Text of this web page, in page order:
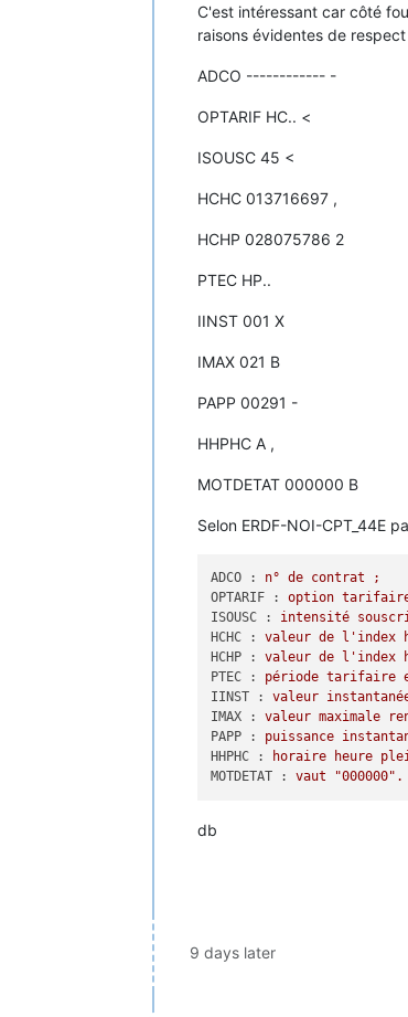
C'est intéressant car côté
raisons évidentes de
ADCO ------------ -
OPTARIF HC.. <
ISOUSC 45 <
HCHC 013716697 ,
HCHP 028075786 2
PTEC HP..
IINST 001 X
IMAX 021 B
PAPP 00291 -
HHPHC A ,
MOTDETAT 000000 B
Selon ERDF-NOI-CPT_44E
ADCO : n° de contrat
;
OPTARIF :
option
ISOUSC :
intensité
HCHC :
valeur de l'index
HCHP :
valeur de l'index
PTEC :
période tarifaire
IINST :
valeur
IMAX :
valeur maximale
PAPP :
puissance
HHPHC :
horaire heure
MOTDETAT :
vaut "000000" .
db
9 days later